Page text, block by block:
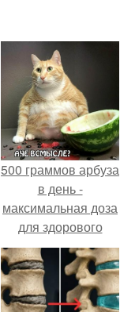
500 граммов арбуза
в день -
максимальная доза
для здорового
взрослого,
предупредили
врачи.